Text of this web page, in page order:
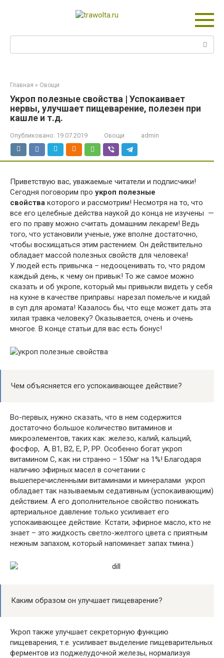
Главная » Овощи
Укроп полезные свойства | Успокаивает
нервы, улучшает пищеварение, полезен при
кашле и т.д.
Опубликовано: 19.07.2019 Овощи admin
Приветствую вас, уважаемые читатели и подписчики!
Сегодня поговорим про укроп полезные
свойства которого и рассмотрим! Несмотря на то, что
все его целебные действа наукой до конца не изучены —
его по праву можно считать домашним лекарем! Ведь
того, что установили ученые, уже вполне достаточно,
чтобы восхищаться этим растением. Он действительно
обладает массой полезных свойств для человека!
У людей есть привычка – недооценивать то, что рядом
каждый день, к чему он привык! То же самое можно
сказать и об укропе, который мы привыкли видеть у себя
на кухне в качестве приправы: нарезал помельче и кидай
в суп для аромата! Казалось бы, что еще может дать эта
хилая травка человеку? Оказывается, очень и очень
многое. В конце статьи для вас есть бонус!
Чем объясняется его успокаивающее действие?
Во-первых, нужно сказать, что в нем содержится
достаточно большое количество витаминов и
микроэлементов, таких как: железо, калий, кальций,
фосфор, А, В1, В2, Е, Р, РР. Особенно богат укроп
витамином С, как ни странно – 150мг на 1%! Благодаря
наличию эфирных масел в сочетании с
вышеперечисленными витаминами и минералами укроп
обладает так называемым седативным (успокаивающим)
действием. А его дополнительное свойство понижать
артериальное давление только усиливает его
успокаивающее действие. Кстати, эфирное масло, кто не
знает – это жидкость светло-желтого цвета с приятным
нежным запахом, который напоминает запах тмина.)
Каким образом он улучшает пищеварение?
Укроп также улучшает секреторную функцию
пищеварения, т.е. усиливает выделение пищеварительных
ферментов из поджелудочной железы, нормализуя